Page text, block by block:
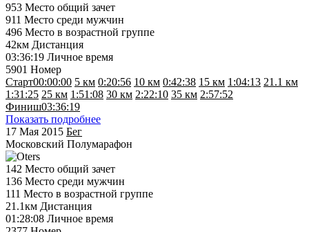
953 Место общий зачет
911 Место среди мужчин
496 Место в возрастной группе
42км Дистанция
03:36:19 Личное время
5901 Номер
Старт00:00:00 5 км 0:20:56 10 км 0:42:38 15 км 1:04:13 21.1 км
1:31:25 25 км 1:51:08 30 км 2:22:10 35 км 2:57:52
Финиш03:36:19
Показать подробнее
17 Мая 2015 Бег
Московский Полумарафон
142 Место общий зачет
136 Место среди мужчин
111 Место в возрастной группе
21.1км Дистанция
01:28:08 Личное время